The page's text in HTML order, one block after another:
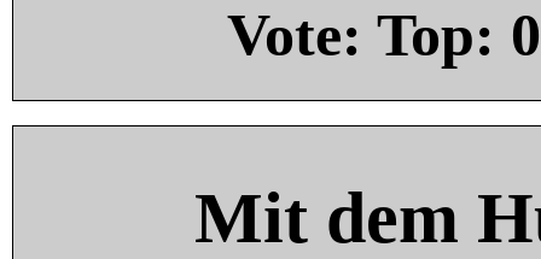
Vote: Top: 0
Mit dem